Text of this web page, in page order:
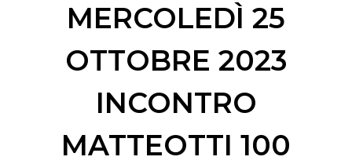
MERCOLEDÌ 25
OTTOBRE 2023
INCONTRO
MATTEOTTI 100